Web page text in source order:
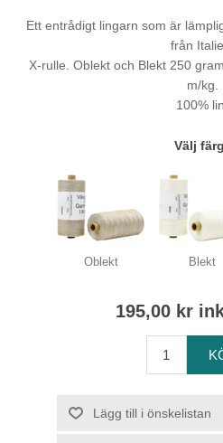
Ett entrådigt lingarn som är
från
X-rulle. Oblekt och Blekt 250
m/kg.
100% lin.
Välj färg
Oblekt Blekt
195,00 kr